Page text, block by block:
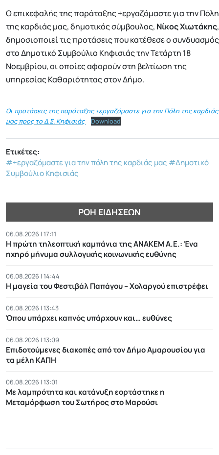
Ο επικεφαλής της παράταξης +εργαζόμαστε για την Πόλη
της καρδιάς μας, δημοτικός σύμβουλος, Νίκος Χιωτάκης,
δημοσιοποιεί τις προτάσεις που κατέθεσε ο συνδυασμός
στο Δημοτικό Συμβούλιο Κηφισιάς την Τετάρτη 18
Νοεμβρίου, οι οποίες αφορούν στη βελτίωση της
υπηρεσίας Καθαριότητας στον Δήμο.
Οι προτάσεις της παράταξης +εργαζόμαστε για την Πόλη της καρδιάς
μας προς το Δ.Σ. Κηφισιάς
Download
Ετικέτες:
#+εργαζόμαστε για την πόλη της καρδιάς μας #Δημοτικό
Συμβούλιο Κηφισιάς
ΡΟΉ ΕΙΔΉΣΕΩΝ
06.08.2026 | 17:11
Η πρώτη τηλεοπτική καμπάνια της ΑΝΑΚΕΜ Α.Ε.: Ένα
ηχηρό μήνυμα συλλογικής κοινωνικής ευθύνης
06.08.2026 | 14:44
Η μαγεία του Φεστιβάλ Παπάγου – Χολαργού επιστρέφει
06.08.2026 | 13:43
Όπου υπάρχει καπνός υπάρχουν και… ευθύνες
06.08.2026 | 13:09
Επιδοτούμενες διακοπές από τον Δήμο Αμαρουσίου για
τα μέλη ΚΑΠΗ
06.08.2026 | 13:01
Με λαμπρότητα και κατάνυξη εορτάστηκε η
Μεταμόρφωση του Σωτήρος στο Μαρούσι